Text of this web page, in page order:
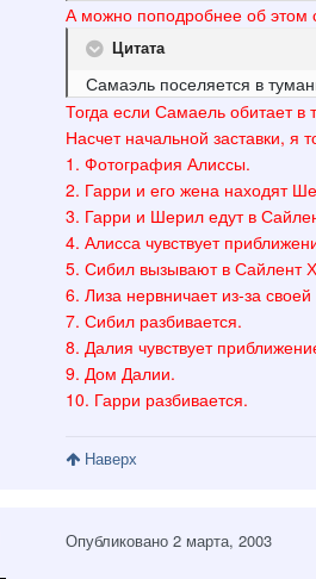
А можно поподробнее об этом
Цитата
Самаэль поселяется в
Тогда если Самаель обитает
Насчет начальной заставки, я
1. Фотография Алиссы.
2. Гарри и его жена находят
3. Гарри и Шерил едут в
4. Алисса чувствует
5. Сибил вызывают в Сайлент
6. Лиза нервничает из-за
7. Сибил разбивается.
8. Далия чувствует
9. Дом Далии.
10. Гарри разбивается.
Наверх
Опубликовано 2 марта, 2003